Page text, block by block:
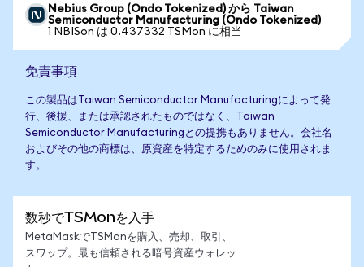
Nebius Group (Ondo Tokenized) から Taiwan
Semiconductor Manufacturing (Ondo Tokenized)
1 NBISon は 0.437332 TSMon に相当
免責事項
この製品はTaiwan Semiconductor Manufacturingによって発
行、後援、または承認されたものではなく、Taiwan
Semiconductor Manufacturingとの提携もありません。会社名
およびその他の商標は、原資産を特定するためのみに使用されま
す。
数秒でTSMonを入手
MetaMaskでTSMonを購入、売却、取引、
スワップ。最も信頼される暗号資産ウォレッ